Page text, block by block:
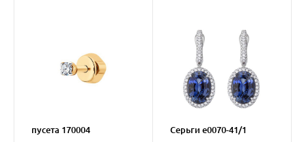
пусета 170004 Серьги e0070-41/1